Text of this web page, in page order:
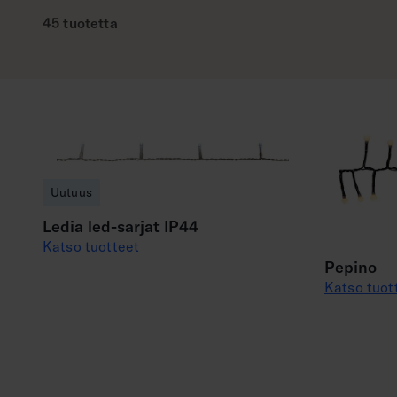
45 tuotetta
Uutuus
Ledia led-sarjat IP44
Katso tuotteet
Pepino
Katso